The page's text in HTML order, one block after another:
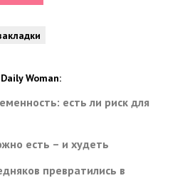
Woman:
есть ли риск для
есть – и худеть
превратились в